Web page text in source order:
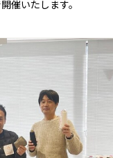
催いたします。